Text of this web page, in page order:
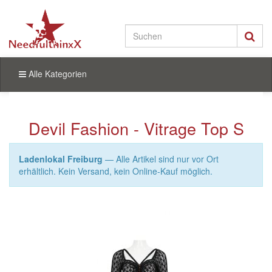
Alle Kategorien
Devil Fashion - Vitrage Top S
Ladenlokal Freiburg — Alle Artikel sind nur vor Ort
erhältlich. Kein Versand, kein Online-Kauf möglich.